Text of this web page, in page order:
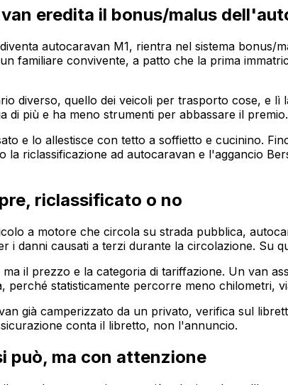
eredita il bonus/malus
autocaravan M1, rientra nel sistema
familiare convivente, a patto che la prima
diverso, quello dei veicoli per trasporto cose, e lì
di più e ha meno strumenti per abbassare il premio.
e lo allestisce con tetto a soffietto e cucinino.
riclassificazione ad autocaravan e l'aggancio
riclassificato o no
a motore che circola su strada pubblica,
i danni causati a terzi durante la circolazione. Su
il prezzo e la categoria di tariffazione. Un van
statisticamente percorre meno chilometri,
già camperizzato da un privato, verifica sul
conta il libretto, non l'annuncio.
può, ma con attenzione